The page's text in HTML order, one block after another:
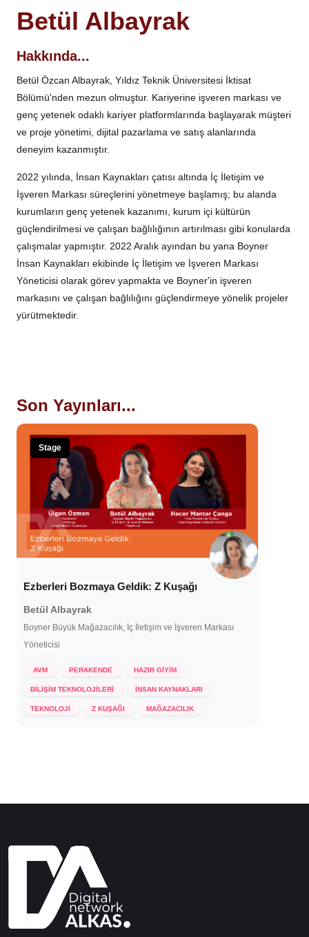
Betül Albayrak
Hakkında...
Betül Özcan Albayrak, Yıldız Teknik Üniversitesi İktisat
Bölümü'nden mezun olmuştur. Kariyerine işveren markası ve
genç yetenek odaklı kariyer platformlarında başlayarak müşteri
ve proje yönetimi, dijital pazarlama ve satış alanlarında
deneyim kazanmıştır.
2022 yılında, İnsan Kaynakları çatısı altında İç İletişim ve
İşveren Markası süreçlerini yönetmeye başlamış; bu alanda
kurumların genç yetenek kazanımı, kurum içi kültürün
güçlendirilmesi ve çalışan bağlılığının artırılması gibi konularda
çalışmalar yapmıştır. 2022 Aralık ayından bu yana Boyner
İnsan Kaynakları ekibinde İç İletişim ve İşveren Markası
Yöneticisi olarak görev yapmakta ve Boyner'in işveren
markasını ve çalışan bağlılığını güçlendirmeye yönelik projeler
yürütmektedir.
Son Yayınları...
Stage
Ezberleri Bozmaya Geldik: Z Kuşağı
Betül Albayrak
Boyner Büyük Mağazacılık, İç İletişim ve İşveren Markası
Yöneticisi
AVM PERAKENDE HAZIR GİYİM
BİLİŞİM TEKNOLOJİLERİ İNSAN KAYNAKLARI
TEKNOLOJİ Z KUŞAĞI MAĞAZACILIK